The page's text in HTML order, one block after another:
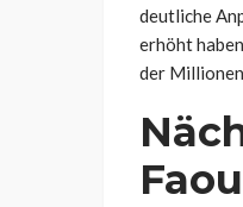
deutliche
erhöht
der